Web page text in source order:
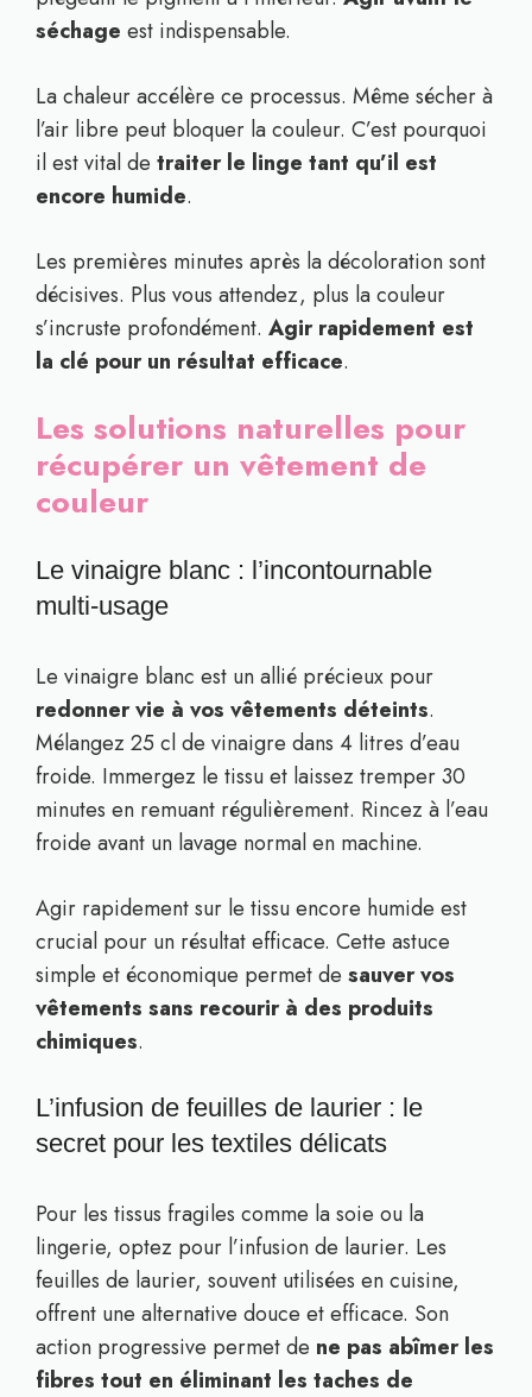
séchage est indispensable.
La chaleur accélère ce processus. Même sécher à
l’air libre peut bloquer la couleur. C’est pourquoi
il est vital de traiter le linge tant qu’il est
encore humide.
Les premières minutes après la décoloration sont
décisives. Plus vous attendez, plus la couleur
s’incruste profondément. Agir rapidement est
la clé pour un résultat efficace.
Les solutions naturelles pour
récupérer un vêtement de
couleur
Le vinaigre blanc : l’incontournable
multi-usage
Le vinaigre blanc est un allié précieux pour
redonner vie à vos vêtements déteints.
Mélangez 25 cl de vinaigre dans 4 litres d’eau
froide. Immergez le tissu et laissez tremper 30
minutes en remuant régulièrement. Rincez à l’eau
froide avant un lavage normal en machine.
Agir rapidement sur le tissu encore humide est
crucial pour un résultat efficace. Cette astuce
simple et économique permet de sauver vos
vêtements sans recourir à des produits
chimiques.
L’infusion de feuilles de laurier : le
secret pour les textiles délicats
Pour les tissus fragiles comme la soie ou la
lingerie, optez pour l’infusion de laurier. Les
feuilles de laurier, souvent utilisées en cuisine,
offrent une alternative douce et efficace. Son
action progressive permet de ne pas abîmer les
fibres tout en éliminant les taches de